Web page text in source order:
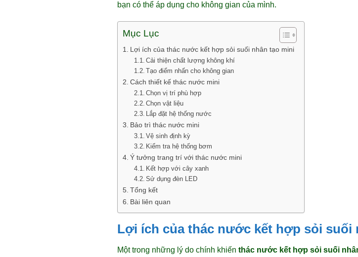
bạn có thể áp dụng cho không gian của mình.
Mục Lục
Lợi ích của thác nước kết hợp sỏi suối nhân tạo mini
Cải thiện chất lượng không khí
Tạo điểm nhấn cho không gian
Cách thiết kế thác nước mini
Chọn vị trí phù hợp
Chọn vật liệu
Lắp đặt hệ thống nước
Bảo trì thác nước mini
Vệ sinh định kỳ
Kiểm tra hệ thống bơm
Ý tưởng trang trí với thác nước mini
Kết hợp với cây xanh
Sử dụng đèn LED
Tổng kết
Bài liên quan
Lợi ích của thác nước kết hợp sỏi suối
Một trong những lý do chính khiến thác nước kết hợp sỏi suối